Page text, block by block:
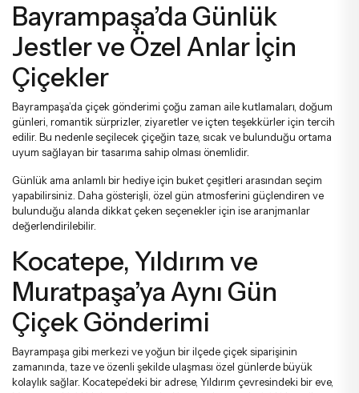
Bayrampaşa’da Günlük
Jestler ve Özel Anlar İçin
Çiçekler
Bayrampaşa’da çiçek gönderimi çoğu zaman aile kutlamaları, doğum
günleri, romantik sürprizler, ziyaretler ve içten teşekkürler için tercih
edilir. Bu nedenle seçilecek çiçeğin taze, sıcak ve bulunduğu ortama
uyum sağlayan bir tasarıma sahip olması önemlidir.
Günlük ama anlamlı bir hediye için buket çeşitleri arasından seçim
yapabilirsiniz. Daha gösterişli, özel gün atmosferini güçlendiren ve
bulunduğu alanda dikkat çeken seçenekler için ise aranjmanlar
değerlendirilebilir.
Kocatepe, Yıldırım ve
Muratpaşa’ya Aynı Gün
Çiçek Gönderimi
Bayrampaşa gibi merkezi ve yoğun bir ilçede çiçek siparişinin
zamanında, taze ve özenli şekilde ulaşması özel günlerde büyük
kolaylık sağlar. Kocatepe’deki bir adrese, Yıldırım çevresindeki bir eve,